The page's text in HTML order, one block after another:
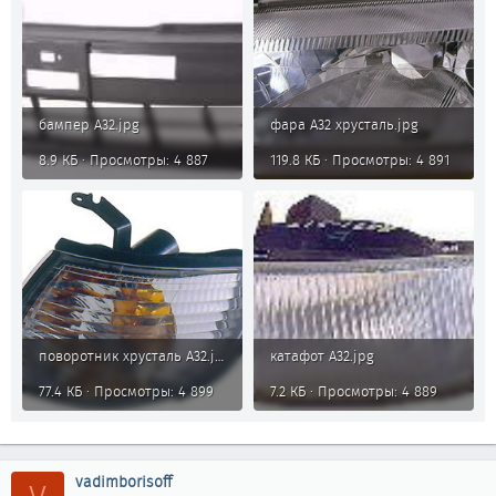
бампер А32.jpg
8.9 КБ · Просмотры: 4 887
фара А32 хрусталь.jpg
119.8 КБ · Просмотры: 4 891
поворотник хрусталь А32.jpg
77.4 КБ · Просмотры: 4 899
катафот А32.jpg
7.2 КБ · Просмотры: 4 889
vadimborisoff